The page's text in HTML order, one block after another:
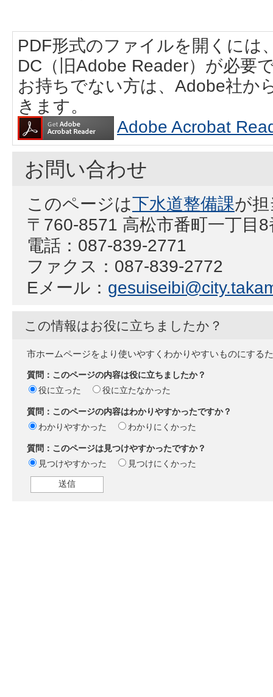
PDF形式のファイルを開くには
DC（旧Adobe Reader）が必要
お持ちでない方は、Adobe社か
きます。
Adobe Acrobat
お問い合わせ
このページは下水道整備課が
〒760-8571 高松市番町一丁目
電話：087-839-2771
ファクス：087-839-2772
Eメール：
この情報はお役に立ちましたか？
市ホームページをより使いやすくわかりやすいものにする
質問：このページの内容は役に立ちましたか？
役に立った
役に立たなかった
質問：このページの内容はわかりやすかったですか？
わかりやすかった
わかりにくかった
質問：このページは見つけやすかったですか？
見つけやすかった
見つけにくかった